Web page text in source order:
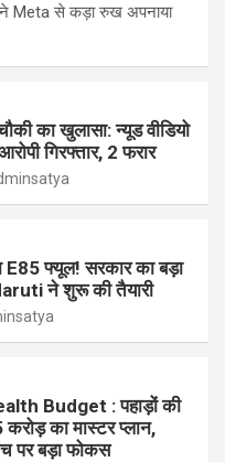
Meta से कड़ा रुख अपनाया
का खुलासा: न्यूड वीडियो
गिरफ्तार, 2 फरार
E85 फ्यूल! सरकार का बड़ा
ने शुरू की तैयारी
Budget : पहाड़ों की
का मास्टर प्लान,
पर बड़ा फोकस